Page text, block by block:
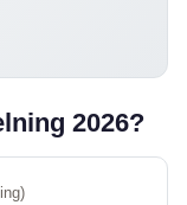
2026?